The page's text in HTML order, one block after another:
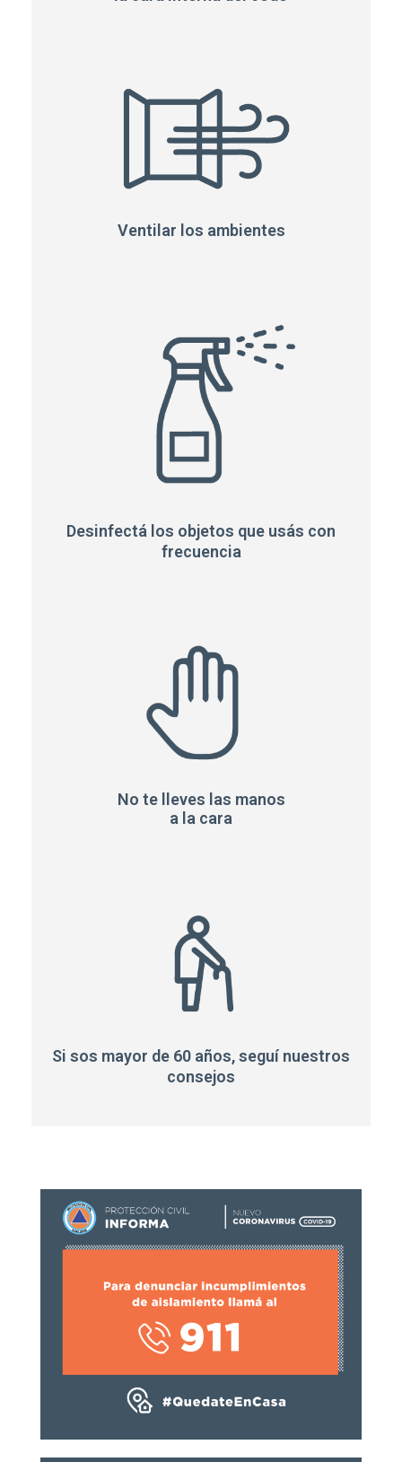
Ventilar los ambientes
Desinfectá los objetos que usás con
frecuencia
No te lleves las manos
a la cara
Si sos mayor de 60 años, seguí nuestros
consejos